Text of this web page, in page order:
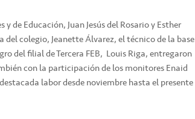
de Educación, Juan Jesús del Rosario y Esther
colegio, Jeanette Álvarez, el técnico de la base
del filial de Tercera FEB, Louis Riga, entregaron
con la participación de los monitores Enaid
labor desde noviembre hasta el presente